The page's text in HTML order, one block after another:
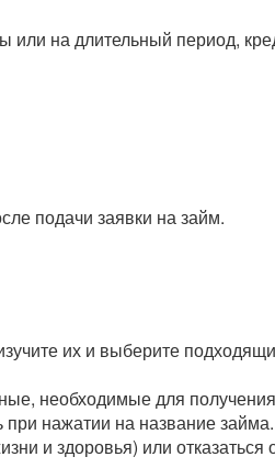
или на длительный период,
подачи заявки на займ.
их и выберите
необходимые для
нажатии на название займа.
и здоровья) или отказаться